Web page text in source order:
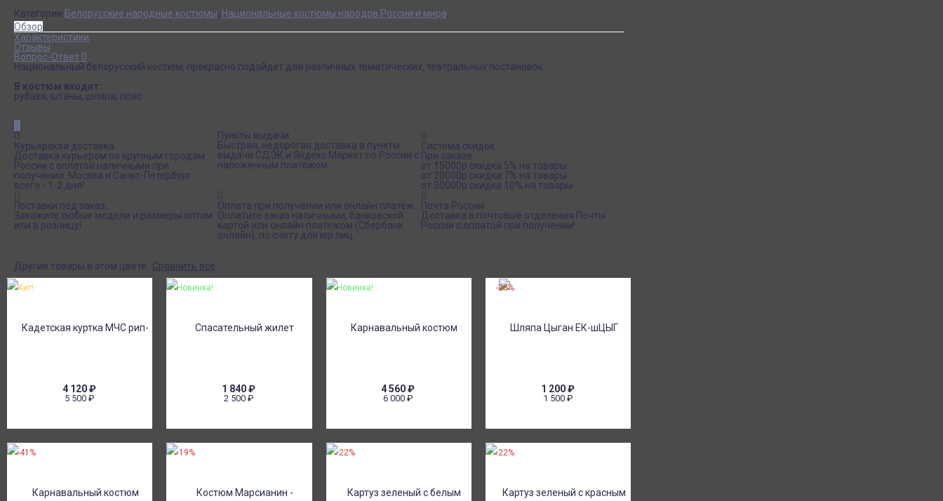
Категории:Белорусские народные костюмы, Национальные костюмы народов России и мира,
Обзор
Характеристики
Отзывы
Вопрос-Ответ 0
Национальный белорусский костюм, прекрасно подойдёт для различных тематических, театральных постановок.
В костюм входит:
рубаха, штаны, шляпа, пояс.
Курьерская доставка
Доставка курьером по крупным городам
России с оплатой наличными при
получении. Москва и Санкт-Петербург
всего - 1-2 дня!
Пункты выдачи
Быстрая, недорогая доставка в пункты
выдачи СДЭК и Яндекс Маркет по России с
наложенным платежом.
Система скидок
При заказе
от 15000р скидка 5% на товары
от 20000р скидка 7% на товары
от 30000р скидка 10% на товары
Поставки под заказ.
Закажите любые модели и размеры оптом
или в розницу!
Оплата при получении или онлайн платеж
Оплатите заказ наличными, банковской
картой или онлайн платежом (Сбербанк
онлайн), по счету для юр.лиц.
Почта России
Доставка в почтовые отделения Почты
России с оплатой при получении!
Другие товары в этом цвете: Сравнить все
4 120₽
5 500 ₽
Хит!
1 840₽
2 500 ₽
Новинка!
4 560₽
6 000₽
Новинка!
1 200₽
1 500 ₽
-20%
-41% -19% -22% -22%